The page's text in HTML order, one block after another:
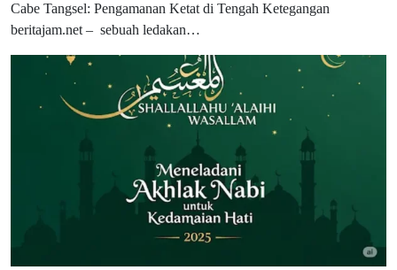
Cabe Tangsel: Pengamanan Ketat di Tengah Ketegangan
beritajam.net – sebuah ledakan…